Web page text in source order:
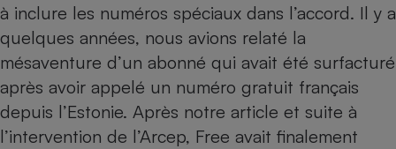
à inclure les numéros spéciaux dans l’accord. Il y a
quelques années, nous avions relaté la
mésaventure d’un abonné qui avait été surfacturé
après avoir appelé un numéro gratuit français
depuis l’Estonie. Après notre article et suite à
l’intervention de l’Arcep, Free avait finalement
Robot ménager